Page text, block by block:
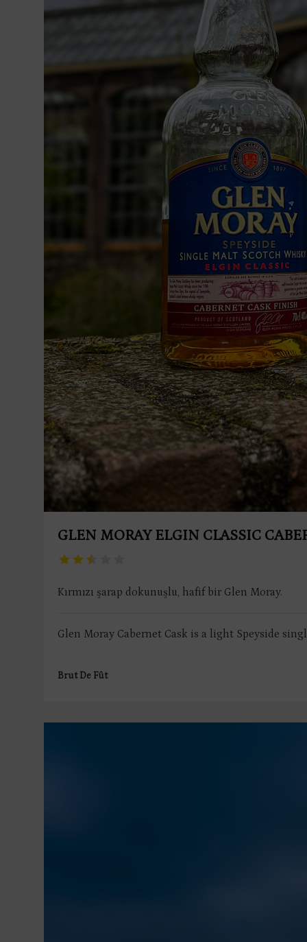
GLEN MORAY ELGIN CLASSIC
Kırmızı şarap dokunuşlu, hafif bir Glen Moray.
Glen Moray Cabernet Cask is a light Speyside
Brut De Fût